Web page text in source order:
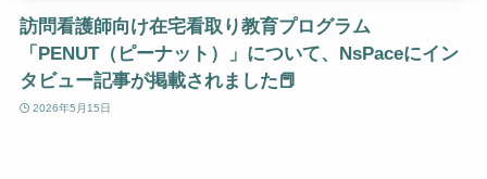
訪問看護師向け在宅看取り教育プログラム
「PENUT（ピーナット）」について、NsPaceにイン
タビュー記事が掲載されました📕
2026年5月15日